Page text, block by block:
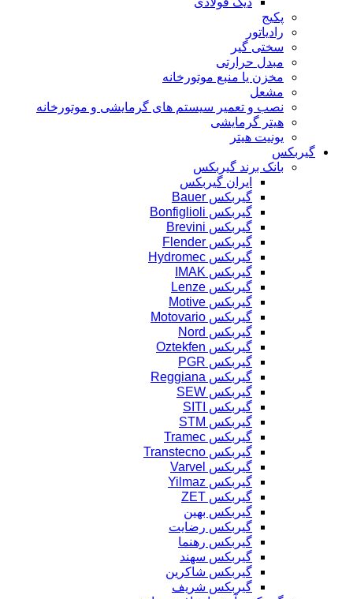
پکیج
رادیاتور
سختی گیر
مبدل حرارتی
مخزن یا منبع موتورخانه
مشعل
نصب و تعمیر سیستم های گرمایشی و موتورخانه
هیتر گرمایشی
یونیت هیتر
گیربکس
بانک برند گیربکس
ایران گیربکس
گیربکس Bauer
گیربکس Bonfiglioli
گیربکس Brevini
گیربکس Flender
گیربکس Hydromec
گیربکس IMAK
گیربکس Lenze
گیربکس Motive
گیربکس Motovario
گیربکس Nord
گیربکس Oztekfen
گیربکس PGR
گیربکس Reggiana
گیربکس SEW
گیربکس SITI
گیربکس STM
گیربکس Tramec
گیربکس Transtecno
گیربکس Varvel
گیربکس Yilmaz
گیربکس ZET
گیربکس بهین
گیربکس رضایت
گیربکس رهنما
گیربکس سهند
گیربکس شاکرین
گیربکس شریف